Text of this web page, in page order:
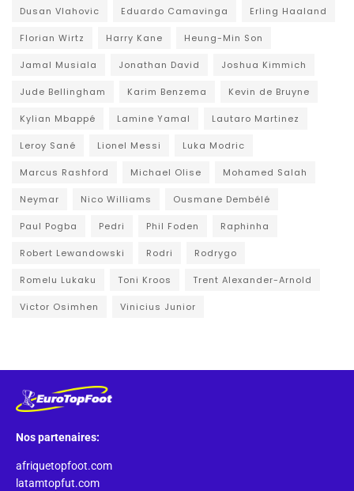
Dusan Vlahovic Eduardo Camavinga Erling Haaland
Florian Wirtz Harry Kane Heung-Min Son
Jamal Musiala Jonathan David Joshua Kimmich
Jude Bellingham Karim Benzema Kevin de Bruyne
Kylian Mbappé Lamine Yamal Lautaro Martinez
Leroy Sané Lionel Messi Luka Modric
Marcus Rashford Michael Olise Mohamed Salah
Neymar Nico Williams Ousmane Dembélé
Paul Pogba Pedri Phil Foden Raphinha
Robert Lewandowski Rodri Rodrygo
Romelu Lukaku Toni Kroos Trent Alexander-Arnold
Victor Osimhen Vinicius Junior
Nos partenaires:
afriquetopfoot.com
latamtopfut.com